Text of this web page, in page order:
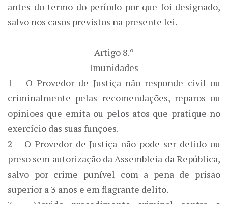
antes do termo do período por que foi designado,
salvo nos casos previstos na presente lei.
Artigo 8.º
Imunidades
1 – O Provedor de Justiça não responde civil ou
criminalmente pelas recomendações, reparos ou
opiniões que emita ou pelos atos que pratique no
exercício das suas funções.
2 – O Provedor de Justiça não pode ser detido ou
preso sem autorização da Assembleia da República,
salvo por crime punível com a pena de prisão
superior a 3 anos e em flagrante delito.